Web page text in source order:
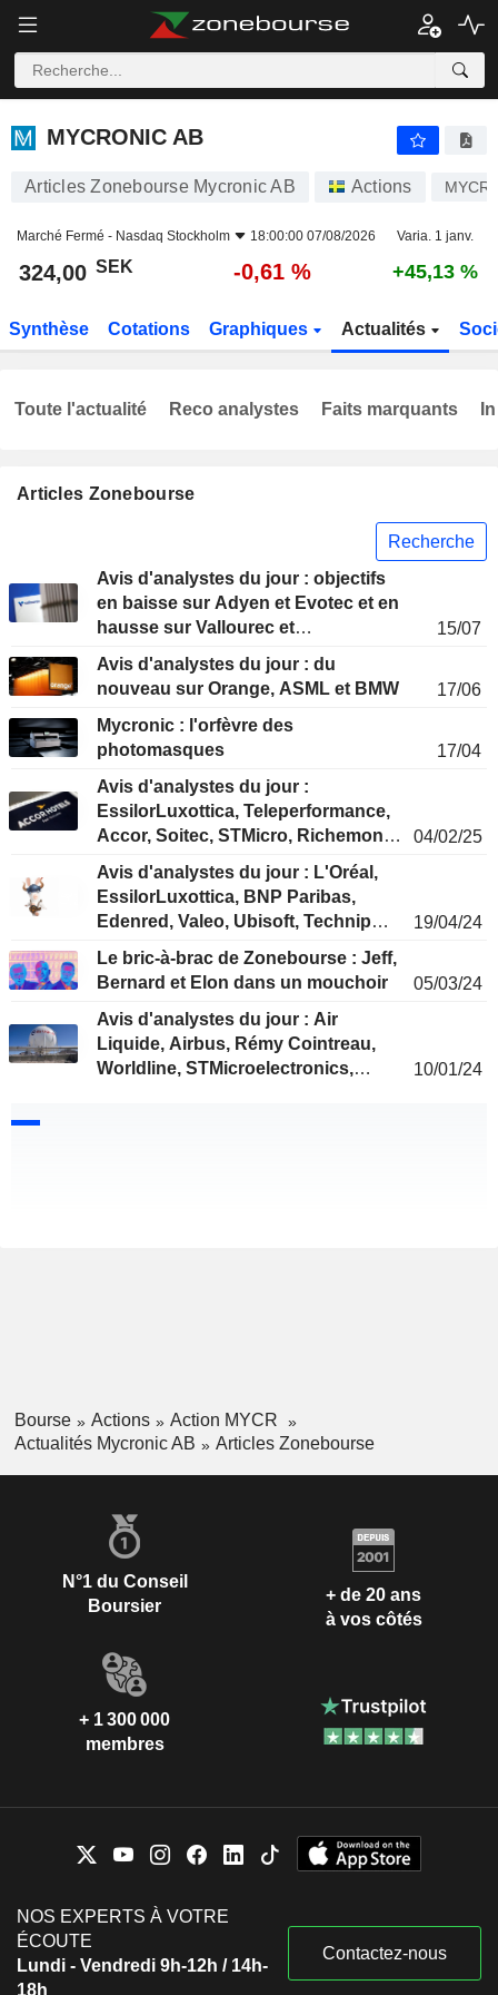
MYCRONIC AB
MYCRONIC AB
Articles Zonebourse Mycronic AB Actions MYCR
Marché Fermé - Nasdaq Stockholm 18:00:00 07/08/2026 Varia. 1 janv.
324,00 SEK -0,61 % +45,13 %
Synthèse Cotations Graphiques Actualités
Articles Zonebourse
Recherche
Avis d'analystes du jour : objectifs
en baisse sur Adyen et Evotec et en
hausse sur Vallourec et
15/07
Avis d'analystes du jour : du
nouveau sur Orange, ASML et BMW
17/06
Mycronic : l'orfèvre des
photomasques
17/04
Avis d'analystes du jour :
EssilorLuxottica, Teleperformance,
Accor, Soitec, STMicro, Richemont,
04/02/25
Avis d'analystes du jour : L'Oréal,
EssilorLuxottica, BNP Paribas,
Edenred, Valeo, Ubisoft, Technip
Energies...
19/04/24
Le bric-à-brac de Zonebourse : Jeff,
Bernard et Elon dans un mouchoir
05/03/24
Avis d'analystes du jour : Air
Liquide, Airbus, Rémy Cointreau,
Worldline, STMicroelectronics,
10/01/24
Toute l'actualité Reco analystes Faits marquants
Bourse Actions
Action MYCR
Actualités Mycronic AB
Articles Zonebourse
N°1 du Conseil
Boursier
+ de 20 ans
à vos côtés
+ 1 300 000
membres
NOS EXPERTS À VOTRE
ÉCOUTE
Lundi - Vendredi 9h-12h / 14h-
18h
Contactez-nous